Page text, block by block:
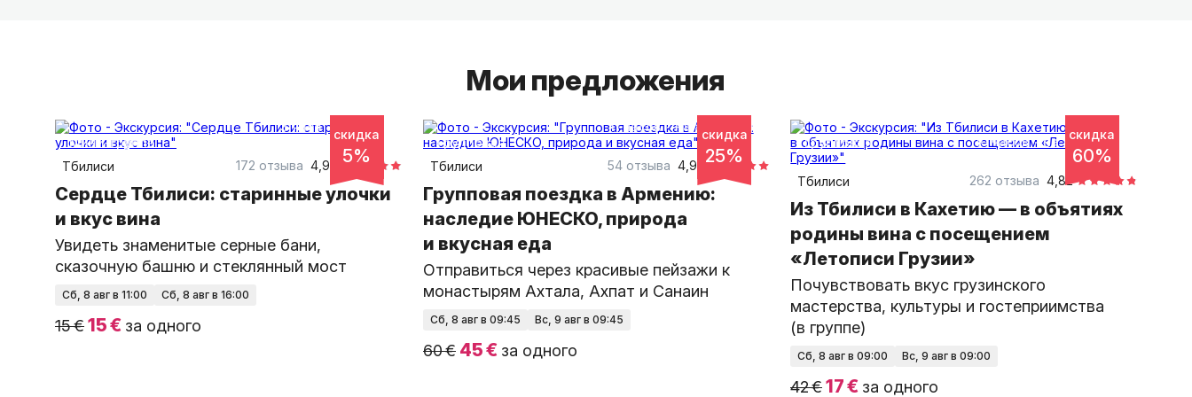
и почувствовал её атмосферу — и захотел вернуться снова.
Мои предложения
скидка
5%
3 часа
Мини-группа
Тбилиси
4,97
172 отзыва
Сердце Тбилиси: старинные улочки
и вкус вина
Увидеть знаменитые серные бани,
сказочную башню и стеклянный мост
сб, 8 авг в 11:00 сб, 8 авг в 16:00
15 €15 € за одного
скидка
25%
11 часов
на автобусе
групповая
Тбилиси
4,98
54 отзыва
Групповая поездка в Армению:
наследие ЮНЕСКО, природа
и вкусная еда
Отправиться через красивые пейзажи к
монастырям Ахтала, Ахпат и Санаин
сб, 8 авг в 09:45 вс, 9 авг в 09:45
60 € 45 € за одного
скидка
60%
10 часов на автобусе
групповая
Тбилиси 4,82
262 отзыва
Из Тбилиси в Кахетию — в объятиях
родины вина с посещением
«Летописи Грузии»
Почувствовать вкус грузинского
мастерства, культуры и гостеприимства
(в группе)
сб, 8 авг в 09:00 вс, 9 авг в 09:00
42 € 17 € за одного